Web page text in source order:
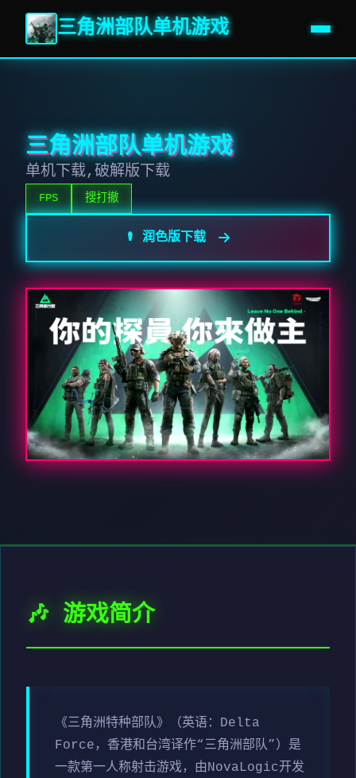
三角洲部队单机游戏
三角洲部队单机游戏
单机下载,破解版下载
FPS 搜打撤
⚰️ 润色版下载
🎶 游戏简介
《三角洲特种部队》（英语：Delta
Force，香港和台湾译作“三角洲部队”）是
一款第一人称射击游戏，由NovaLogic开发